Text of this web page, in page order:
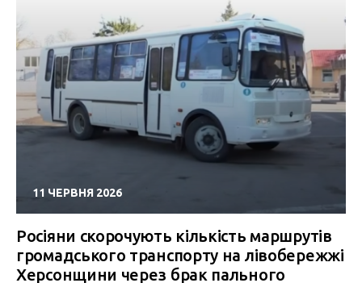
11 ЧЕРВНЯ 2026
Росіяни скорочують кількість маршрутів
громадського транспорту на лівобережжі
Херсонщини через брак пального